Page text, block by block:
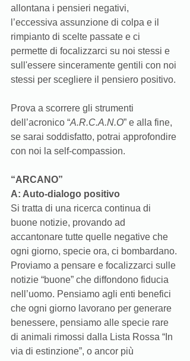
allontana i pensieri negativi,
l’eccessiva assunzione di colpa e il
rimpianto di scelte passate e ci
permette di focalizzarci su noi stessi e
sull'essere sinceramente gentili con noi
stessi per scegliere il pensiero positivo.
Prova a scorrere gli strumenti
dell’acronico “A.R.C.A.N.O” e alla fine,
se sarai soddisfatto, potrai approfondire
con noi la self-compassion.
“ARCANO”
A: Auto-dialogo positivo
Si tratta di una ricerca continua di
buone notizie, provando ad
accantonare tutte quelle negative che
ogni giorno, specie ora, ci bombardano.
Proviamo a pensare e focalizzarci sulle
notizie “buone” che diffondono fiducia
nell’uomo. Pensiamo agli enti benefici
che ogni giorno lavorano per generare
benessere, pensiamo alle specie rare
di animali rimossi dalla Lista Rossa “In
via di estinzione”, o ancor più